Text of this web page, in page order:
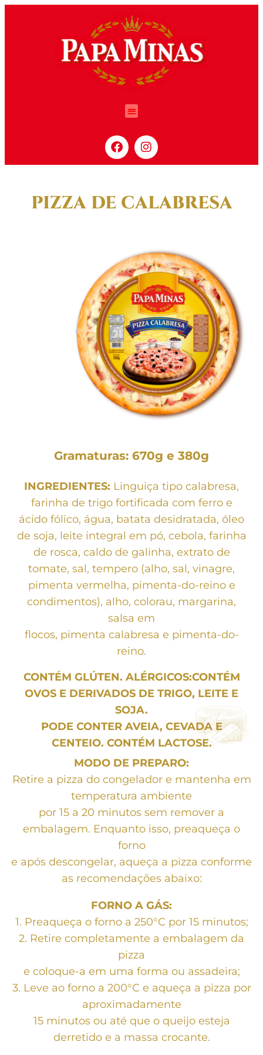
PIZZA DE CALABRESA
Gramaturas: 670g e 380g
INGREDIENTES: Linguiça tipo calabresa,
farinha de trigo fortificada com ferro e
ácido fólico, água, batata desidratada, óleo
de soja, leite integral em pó, cebola, farinha
de rosca, caldo de galinha, extrato de
tomate, sal, tempero (alho, sal, vinagre,
pimenta vermelha, pimenta-do-reino e
condimentos), alho, colorau, margarina,
salsa em
flocos, pimenta calabresa e pimenta-do-
reino.
CONTÉM GLÚTEN. ALÉRGICOS:CONTÉM
OVOS E DERIVADOS DE TRIGO, LEITE E
SOJA.
PODE CONTER AVEIA, CEVADA E
CENTEIO. CONTÉM LACTOSE.
MODO DE PREPARO:
Retire a pizza do congelador e mantenha em
temperatura ambiente
por 15 a 20 minutos sem remover a
embalagem. Enquanto isso, preaqueça o
forno
e após descongelar, aqueça a pizza conforme
as recomendações abaixo:
FORNO A GÁS:
1. Preaqueça o forno a 250°C por 15 minutos;
2. Retire completamente a embalagem da
pizza
e coloque-a em uma forma ou assadeira;
3. Leve ao forno a 200°C e aqueça a pizza por
aproximadamente
15 minutos ou até que o queijo esteja
derretido e a massa crocante.